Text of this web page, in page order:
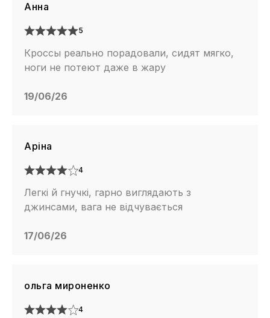
Анна
5
Кроссы реально порадовали, сидят мягко,
ноги не потеют даже в жару
19/06/26
Аріна
4
Легкі й гнучкі, гарно виглядають з
джинсами, вага не відчувається
17/06/26
ольга мироненко
4